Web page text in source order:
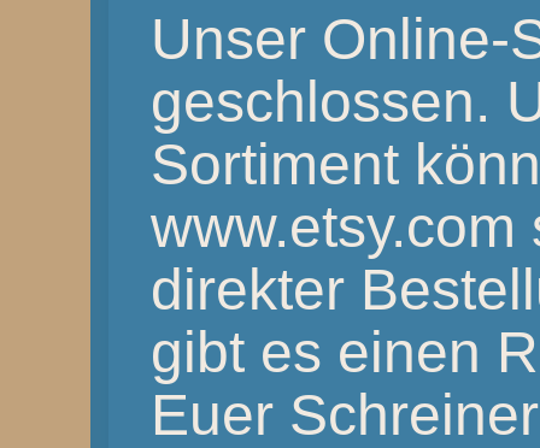
Unser Online-
geschlossen.
Sortiment
www.etsy.com
direkter
gibt es einen
Euer